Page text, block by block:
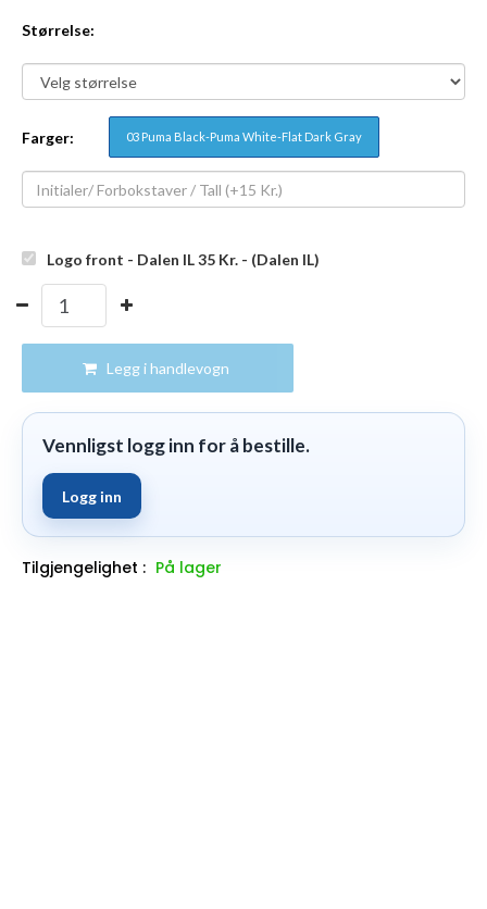
Størrelse:
Farger: 03 Puma Black-Puma White-Flat Dark Gray
Logo front - Dalen IL 35 Kr. - (Dalen IL)
Legg i handlevogn
Vennligst logg inn for å bestille.
Logg inn
Tilgjengelighet : På lager